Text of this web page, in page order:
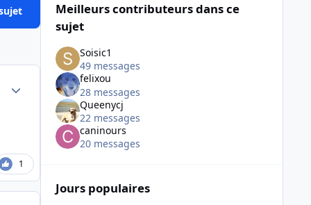
Author stats
1
Meilleurs contributeurs dans ce
sujet
Soisic1
49 messages
felixou
28 messages
Queenycj
22 messages
caninours
20 messages
Jours populaires